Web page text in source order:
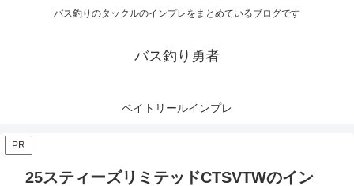
バス釣りのタックルのインプレをまとめているブログです
バス釣り勇者
ベイトリールインプレ
PR
25スティーズリミテッドCTSVTWのイン